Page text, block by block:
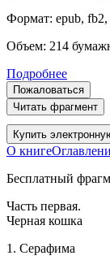
Формат: epub,
Объем: 214
Подробнее
Пожаловаться
Читать фрагмент
Купить
О книге
Бесплатный
Часть первая.
Черная кошка
1. Серафима